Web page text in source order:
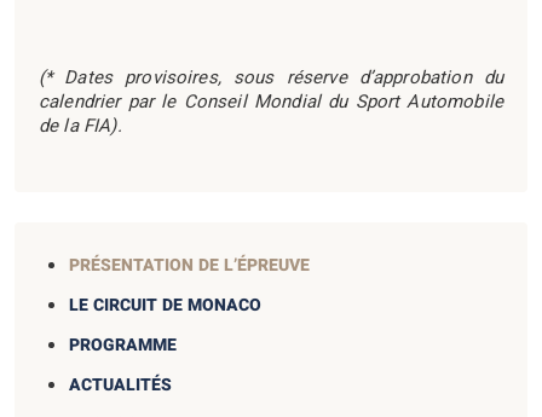
PRÉSENTATION DE L’ÉPREUVE
LE CIRCUIT DE MONACO
PROGRAMME
ACTUALITÉS
(* Dates provisoires, sous réserve d’approbation du
calendrier par le Conseil Mondial du Sport Automobile
de la FIA).